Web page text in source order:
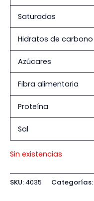
Saturadas
Hidratos de carbono
Azúcares
Fibra alimentaria
Proteína
Sal
Sin existencias
SKU:4035 Categorías: